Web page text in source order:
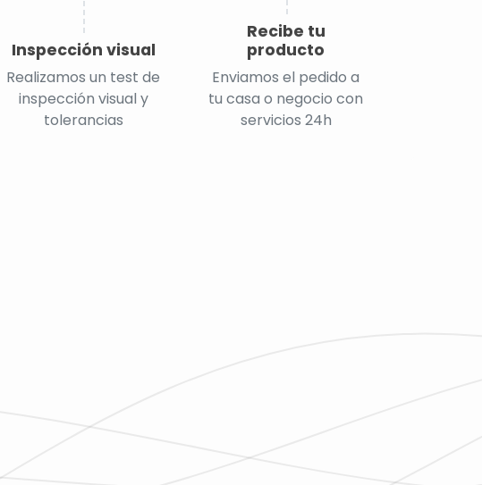
Inspección visual
Realizamos un test de
inspección visual y
tolerancias
Recibe tu
producto
Enviamos el pedido a
tu casa o negocio con
servicios 24h